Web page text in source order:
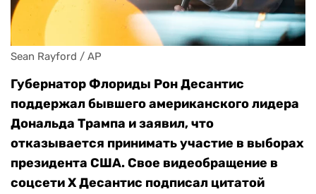
Sean Rayford / AP
Губернатор Флориды Рон Десантис
поддержал бывшего американского лидера
Дональда Трампа и заявил, что
отказывается принимать участие в выборах
президента США. Свое видеобращение в
соцсети X Десантис подписал цитатой